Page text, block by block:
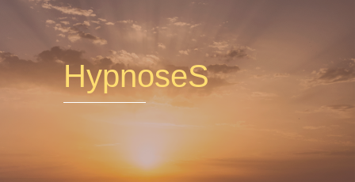
HypnoseS